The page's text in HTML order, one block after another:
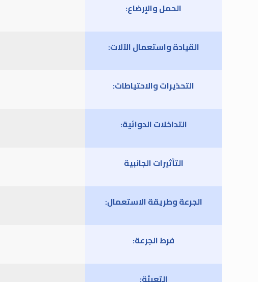
الحمل والإرضاع:
القيادة واستعمال الآلات:
التحذيرات والاحتياطات:
التداخلات الدوائية:
التأثيرات الجانبية
الجرعة وطريقة الاستعمال:
فرط الجرعة:
التعبئة: